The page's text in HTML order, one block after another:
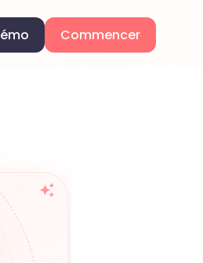
Commencer